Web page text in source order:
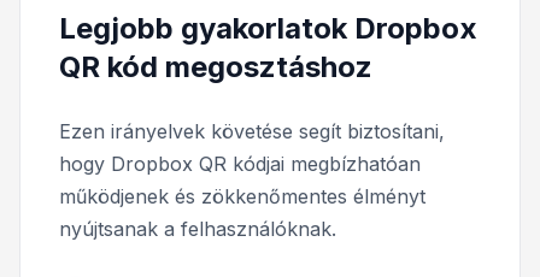
Legjobb gyakorlatok Dropbox
QR kód megosztáshoz
Ezen irányelvek követése segít biztosítani,
hogy Dropbox QR kódjai megbízhatóan
működjenek és zökkenőmentes élményt
nyújtsanak a felhasználóknak.